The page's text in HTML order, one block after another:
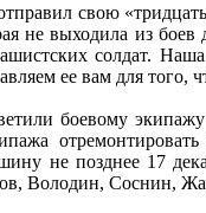
свою
не выходила из боев
солдат.
ее вам для
боевому
не позднее 17
Володин, Соснин,